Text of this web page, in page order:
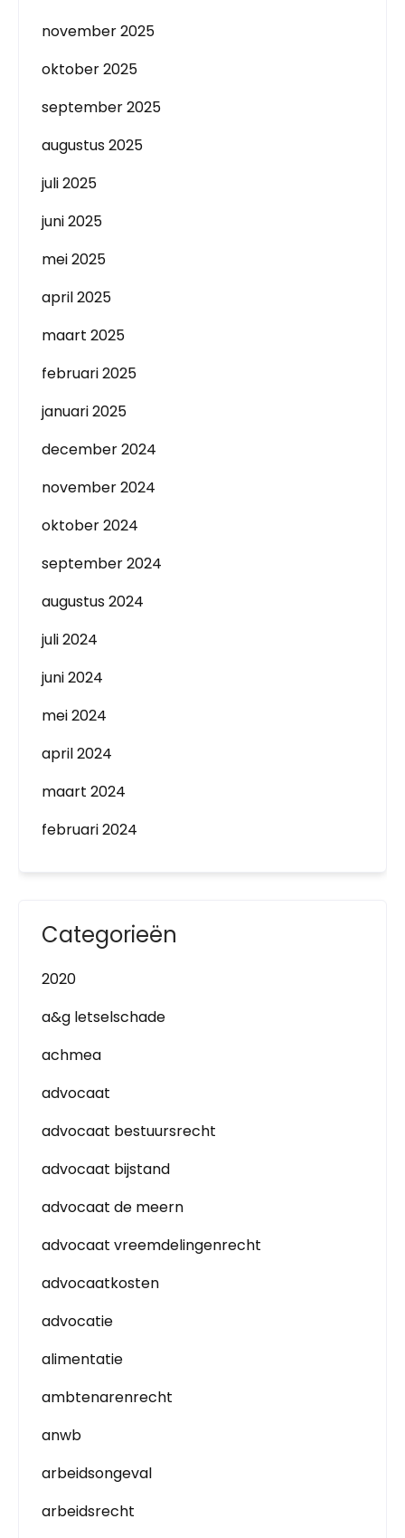
november 2025
oktober 2025
september 2025
augustus 2025
juli 2025
juni 2025
mei 2025
april 2025
maart 2025
februari 2025
januari 2025
december 2024
november 2024
oktober 2024
september 2024
augustus 2024
juli 2024
juni 2024
mei 2024
april 2024
maart 2024
februari 2024
Categorieën
2020
a&g letselschade
achmea
advocaat
advocaat bestuursrecht
advocaat bijstand
advocaat de meern
advocaat vreemdelingenrecht
advocaatkosten
advocatie
alimentatie
ambtenarenrecht
anwb
arbeidsongeval
arbeidsrecht